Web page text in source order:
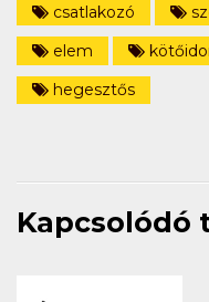
csatlakozó
elem
hegesztős
Kapcsolódó